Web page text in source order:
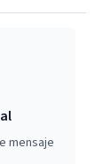
mensaje